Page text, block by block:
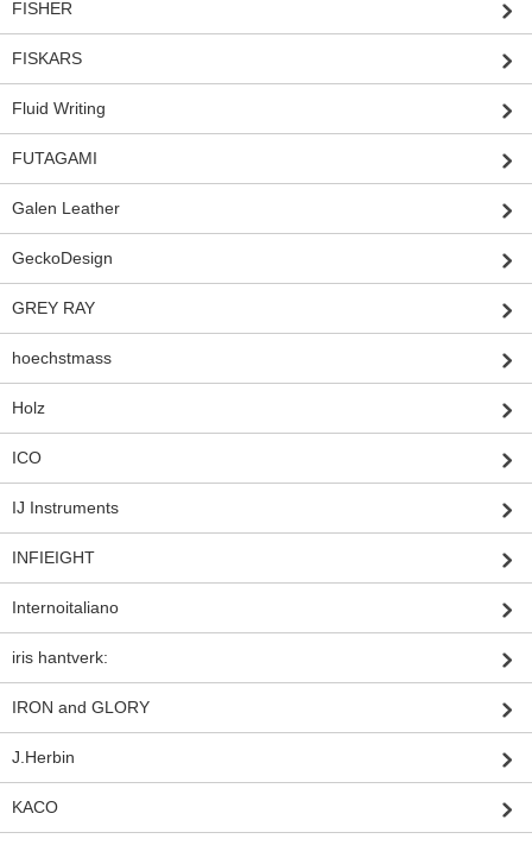
FISHER
FISKARS
Fluid Writing
FUTAGAMI
Galen Leather
GeckoDesign
GREY RAY
hoechstmass
Holz
ICO
IJ Instruments
INFIEIGHT
Internoitaliano
iris hantverk:
IRON and GLORY
J.Herbin
KACO